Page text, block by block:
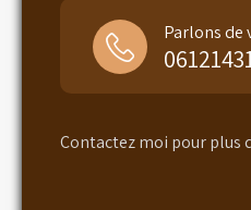
Parlons de
Contactez moi pour plus